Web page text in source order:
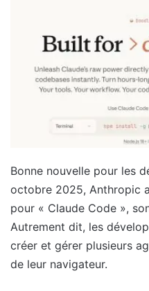
Bonne nouvelle pour les
octobre 2025, Anthropic
pour « Claude Code »,
Autrement dit, les
créer et gérer plusieurs
de leur navigateur.